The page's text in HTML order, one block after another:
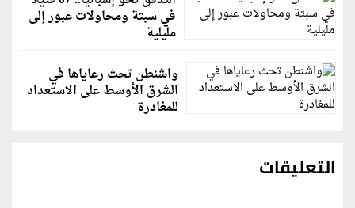
في سبتة ومحاولات عبور إلى
مليلية
واشنطن تحث رعاياها في
الشرق الأوسط على الاستعداد
للمغادرة
التعليقات